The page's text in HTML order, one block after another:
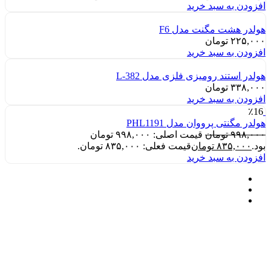
افزودن به سبد خرید
هولدر هشت مگنت مدل F6
۲۲۵,۰۰۰ تومان
افزودن به سبد خرید
هولدر استند رومیزی فلزی مدل L-382
۳۳۸,۰۰۰ تومان
افزودن به سبد خرید
٪16
هولدر مگنتی پرووان مدل PHL1191
۹۹۸,۰۰۰ تومان
قیمت اصلی: ۹۹۸,۰۰۰ تومان
بود. ۸۳۵,۰۰۰ تومانقیمت فعلی: ۸۳۵,۰۰۰ تومان.
افزودن به سبد خرید